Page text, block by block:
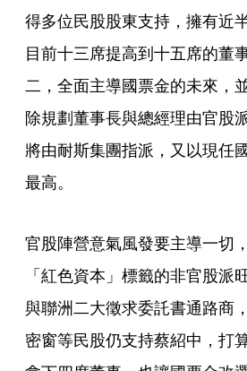
得多位民股股東支持，擁有近
目前十三席提高到十五席的董
二，全面主導國票金的未來，
除規劃董事長與總經理由官股
將由耐斯集團指派，又以現任
最高。
官股陣營意氣風發要主導一切
「紅色資本」標籤的非官股派
與聯洲二大徵求委託書通路商
密窗等民股仍支持蔡紹中，打